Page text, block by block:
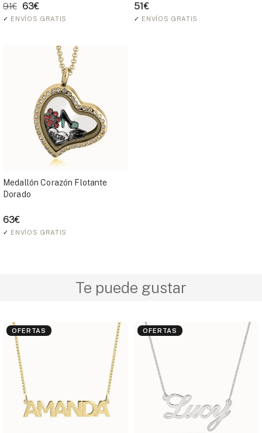
91€ 63€
✓ ENVÍOS GRATIS
51€
✓ ENVÍOS GRATIS
Medallón Corazón Flotante
Dorado
63€
✓ ENVÍOS GRATIS
Te puede gustar
OFERTAS OFERTAS